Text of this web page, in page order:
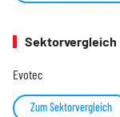
Sektorvergleich
Evotec
Zum Sektorvergleich